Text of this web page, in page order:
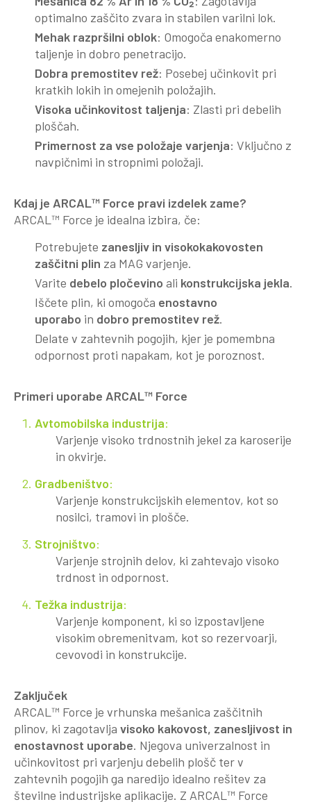
optimalno zaščito zvara in stabilen varilni lok.
Mehak razpršilni oblok: Omogoča enakomerno
taljenje in dobro penetracijo.
Dobra premostitev rež: Posebej učinkovit pri
kratkih lokih in omejenih položajih.
Visoka učinkovitost taljenja: Zlasti pri debelih
ploščah.
Primernost za vse položaje varjenja: Vključno z
navpičnimi in stropnimi položaji.
Kdaj je ARCAL™ Force pravi izdelek zame?
ARCAL™ Force je idealna izbira, če:
Potrebujete zanesljiv in visokokakovosten
zaščitni plin za MAG varjenje.
Varite debelo pločevino ali konstrukcijska jekla.
Iščete plin, ki omogoča enostavno
uporabo in dobro premostitev rež.
Delate v zahtevnih pogojih, kjer je pomembna
odpornost proti napakam, kot je poroznost.
Primeri uporabe ARCAL™ Force
Avtomobilska industrija:
Varjenje visoko trdnostnih jekel za karoserije
in okvirje.
Gradbeništvo:
Varjenje konstrukcijskih elementov, kot so
nosilci, tramovi in plošče.
Strojništvo:
Varjenje strojnih delov, ki zahtevajo visoko
trdnost in odpornost.
Težka industrija:
Varjenje komponent, ki so izpostavljene
visokim obremenitvam, kot so rezervoarji,
cevovodi in konstrukcije.
Zaključek
ARCAL™ Force je vrhunska mešanica zaščitnih
plinov, ki zagotavlja visoko kakovost, zanesljivost in
enostavnost uporabe. Njegova univerzalnost in
učinkovitost pri varjenju debelih plošč ter v
zahtevnih pogojih ga naredijo idealno rešitev za
številne industrijske aplikacije. Z ARCAL™ Force